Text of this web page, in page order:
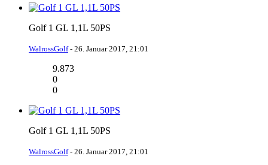
Golf 1 GL 1,1L 50PS
WalrossGolf- 26. Januar 2017, 21:01
9.873
0
0
Golf 1 GL 1,1L 50PS
WalrossGolf- 26. Januar 2017, 21:01